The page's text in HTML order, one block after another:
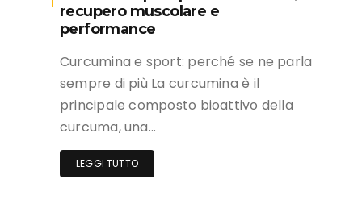
recupero muscolare e
performance
Curcumina e sport: perché se ne parla
sempre di più La curcumina è il
principale composto bioattivo della
curcuma, una…
LEGGI TUTTO